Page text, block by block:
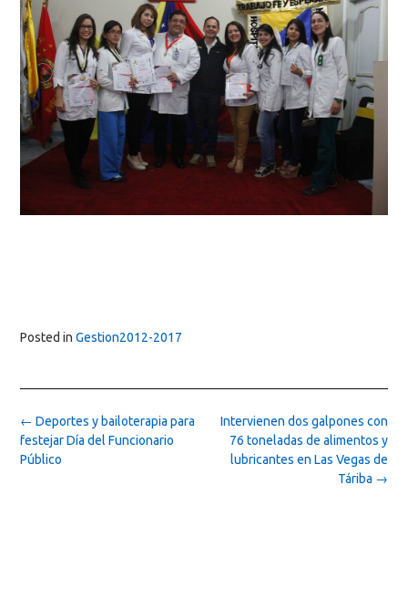
Posted in Gestion2012-2017
Post
navigation
Intervienen dos galpones con
76 toneladas de alimentos y
lubricantes en Las Vegas de
Táriba →
← Deportes y bailoterapia para
festejar Día del Funcionario
Público